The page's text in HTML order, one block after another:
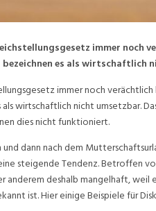
immer noch
es als wirtschaftlich
immer noch
wirtschaftlich nicht umsetzbar.
dies nicht funktioniert.
dann nach dem
steigende Tendenz. Betroffen
anderem deshalb mangelhaft,
ist. Hier einige Beispiele für